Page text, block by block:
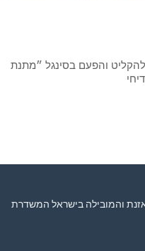
להקליט והפעם בסינגל ״מתנת
והמובילה בישראל המשדרת